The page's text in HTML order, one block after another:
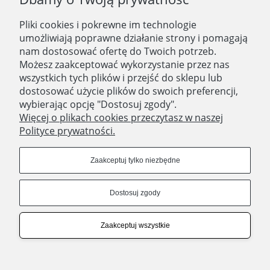
O nas
Zatrudniamy
Blog
Kontakt
SKLEP STACJONARNY
ul. Aleja Legionów 44
Godziny otwarcia
Poniedziałek - Piątek 10:00 - 18:00
Sobota 10:00 - 14:00
Pliki cookies i pokrewne im technologie
umożliwiają poprawne działanie strony i pomagają
nam dostosować ofertę do Twoich potrzeb.
Możesz zaakceptować wykorzystanie przez nas
wszystkich tych plików i przejść do sklepu lub
dostosować użycie plików do swoich preferencji,
wybierając opcję "Dostosuj zgody".
Więcej o plikach cookies przeczytasz w naszej
Polityce prywatności.
Zaakceptuj tylko niezbędne
Dostosuj zgody
Zaakceptuj wszystkie